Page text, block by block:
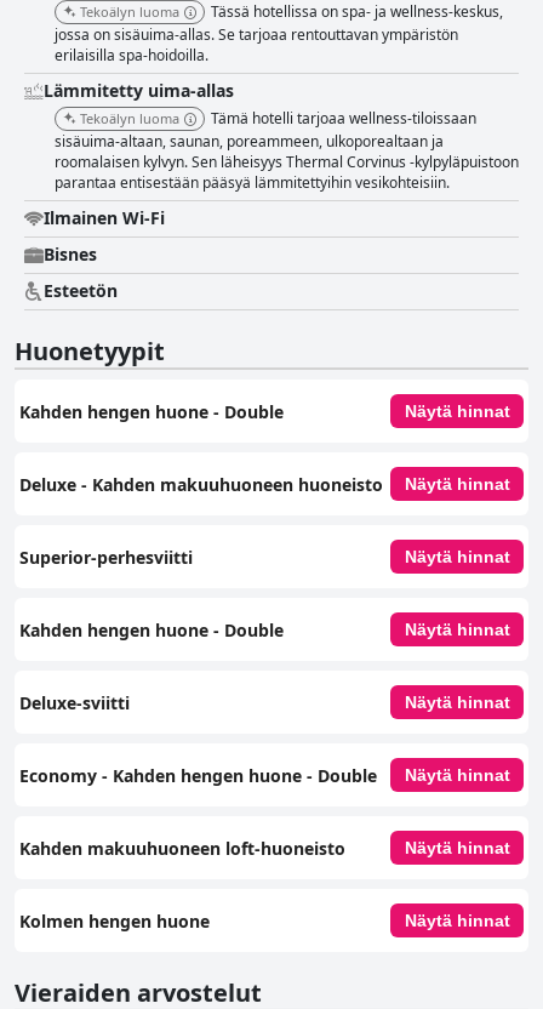
Tekoälyn luoma
Tässä hotellissa on spa- ja wellness-keskus,
jossa on sisäuima-allas. Se tarjoaa rentouttavan ympäristön
erilaisilla spa-hoidoilla.
Lämmitetty uima-allas
Tekoälyn luoma
Tämä hotelli tarjoaa wellness-tiloissaan
sisäuima-altaan, saunan, poreammeen, ulkoporealtaan ja
roomalaisen kylvyn. Sen läheisyys Thermal Corvinus -kylpyläpuistoon
parantaa entisestään pääsyä lämmitettyihin vesikohteisiin.
Ilmainen Wi-Fi
Bisnes
Esteetön
Huonetyypit
Kahden hengen huone - Double Näytä hinnat
Deluxe - Kahden makuuhuoneen huoneisto Näytä hinnat
Superior-perhesviitti Näytä hinnat
Kahden hengen huone - Double Näytä hinnat
Deluxe-sviitti Näytä hinnat
Economy - Kahden hengen huone - Double Näytä hinnat
Kahden makuuhuoneen loft-huoneisto Näytä hinnat
Kolmen hengen huone Näytä hinnat
Vieraiden arvostelut